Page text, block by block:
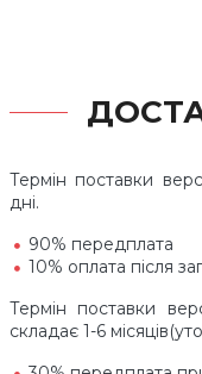
Термін поставки
дні.
90% передплата
10% оплата після
Термін поставки
складає 1-6